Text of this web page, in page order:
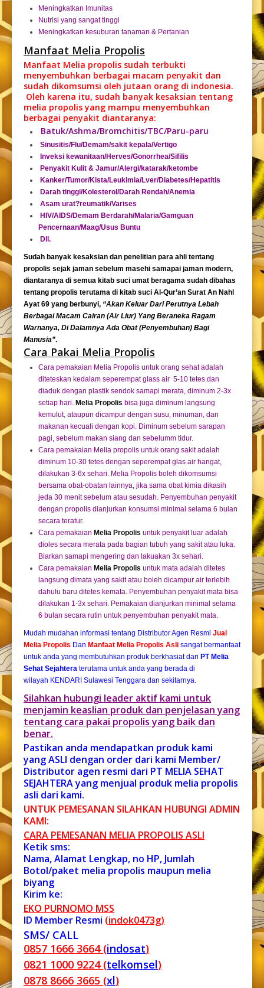
Meningkatkan Imunitas
Nutrisi yang sangat tinggi
Meningkatkan kesuburan tanaman & Pertanian
Manfaat Melia Propolis
Manfaat Melia propolis sudah terbukti
menyembuhkan berbagai macam penyakit dan
sudah dikomsumsi oleh jutaan orang di indonesia.
Oleh karena itu, sudah banyak kesaksian tentang
melia propolisyang mampu menyembuhkan
berbagai penyakit diantaranya:
Batuk/Ashma/Bromchitis/TBC/Paru-paru
Sinusitis/Flu/Demam/sakit kepala/Vertigo
Inveksi kewanitaan/Herves/Gonorrhea/Sifilis
Penyakit Kulit & Jamur/Alergi/katarak/ketombe
Kanker/Tumor/Kista/Leukimia/Lver/Diabetes/Hepatitis
Darah tinggi/Kolesterol/Darah Rendah/Anemia
Asam urat?reumatik/Varises
HIV/AIDS/Demam Berdarah/Malaria/Gamguan
Pencernaan/Maag/Usus Buntu
Dll.
Sudah banyak kesaksian dan penelitian para ahli tentang
propolis sejak jaman sebelum masehi samapai jaman modern,
diantaranya di semua kitab suci umat beragama sudah dibahas
tentang propolis terutama di kitab suci Al-Qur’an Surat An Nahl
Ayat 69 yang berbunyi, “Akan Keluar Dari Perutnya Lebah
Berbagai Macam Cairan (Air Liur) Yang Beraneka Ragam
Warnanya, Di Dalamnya Ada Obat (Penyembuhan) Bagi
Manusia”.
Cara Pakai Melia Propolis
Cara pemakaian Melia Propolis untuk orang sehat adalah
diteteskan kedalam seperempat glass air 5-10 tetes dan
diaduk dengan plastik sendok samapi merata, diminum 2-3x
setiap hari. Melia Propolis bisa juga diminum langsung
kemulut, ataupun dicampur dengan susu, minuman, dan
makanan kecuali dengan kopi. Diminum sebelum sarapan
pagi, sebelum makan siang dan sebelumm tidur.
Cara pemakaian Melia propolis untuk orang sakit adalah
diminum 10-30 tetes dengan seperempat glas air hangat,
dilakukan 3-6x sehari. Melia Propolis boleh dikomsumsi
bersama obat-obatan lainnya, jika sama obat kimia dikasih
jeda 30 menit sebelum atau sesudah. Penyembuhan penyakit
dengan propolis dianjurkan konsumsi minimal selama 6 bulan
secara teratur.
Cara pemakaian Melia Propolis untuk penyakit luar adalah
dioles secara merata pada bagian tubuh yang sakit atau luka.
Biarkan samapi mengering dan lakuakan 3x sehari.
Cara pemakaian Melia Propolis untuk mata adalah ditetes
langsung dimata yang sakit atau boleh dicampur air terlebih
dahulu baru ditetes kemata. Penyembuhan penyakit mata bisa
dilakukan 1-3x sehari. Pemakaian dianjurkan minimal selama
6 bulan secara rutin untuk penyembuhan penyakit mata.
Mudah mudahan informasi tentang Distributor Agen Resmi Jual
Melia Propolis Dan Manfaat Melia Propolis Asli sangat bermanfaat
untuk anda yang membutuhkan produk berkhasiat dari PT Melia
Sehat Sejahtera terutama untuk anda yang berada di
wilayah KENDARI Sulawesi Tenggara dan sekitarnya.
Silahkan hubungi leader aktif kami untuk
menjamin keaslian produk dan penjelasan yang
tentang cara pakai propolis yang baik dan
benar.
Pastikan anda mendapatkan produk kami
yang ASLI dengan order dari kami Member/
Distributor agen resmi dari PT MELIA SEHAT
SEJAHTERA yang menjual produk melia propolis
asli dari kami.
UNTUK PEMESANAN SILAHKAN HUBUNGI ADMIN
KAMI:
CARA PEMESANAN MELIA PROPOLIS ASLI
Ketik sms:
Nama, Alamat Lengkap, no HP, Jumlah
Botol/paket melia propolis maupun melia
biyang
Kirim ke:
EKO PURNOMO MSS
ID Member Resmi (indok0473g)
SMS/ CALL
0857 1666 3664 (indosat)
0821 1000 9224 (telkomsel)
0878 8666 3665 (xl)